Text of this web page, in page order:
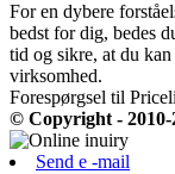
For en dybere
bedst for dig, bedes
tid og sikre, at du
virksomhed.
Forespørgsel til
© Copyright - 2010-
Send e -mail